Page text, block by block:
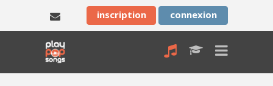
inscription connexion